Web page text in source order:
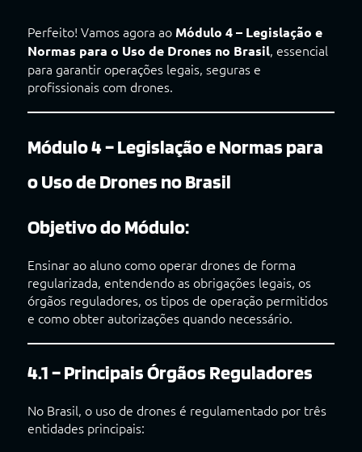
Perfeito! Vamos agora ao Módulo 4 – Legislação e
Normas para o Uso de Drones no Brasil, essencial
para garantir operações legais, seguras e
profissionais com drones.
Módulo 4 – Legislação e Normas para
o Uso de Drones no Brasil
Objetivo do Módulo:
Ensinar ao aluno como operar drones de forma
regularizada, entendendo as obrigações legais, os
órgãos reguladores, os tipos de operação permitidos
e como obter autorizações quando necessário.
4.1 – Principais Órgãos Reguladores
No Brasil, o uso de drones é regulamentado por três
entidades principais: